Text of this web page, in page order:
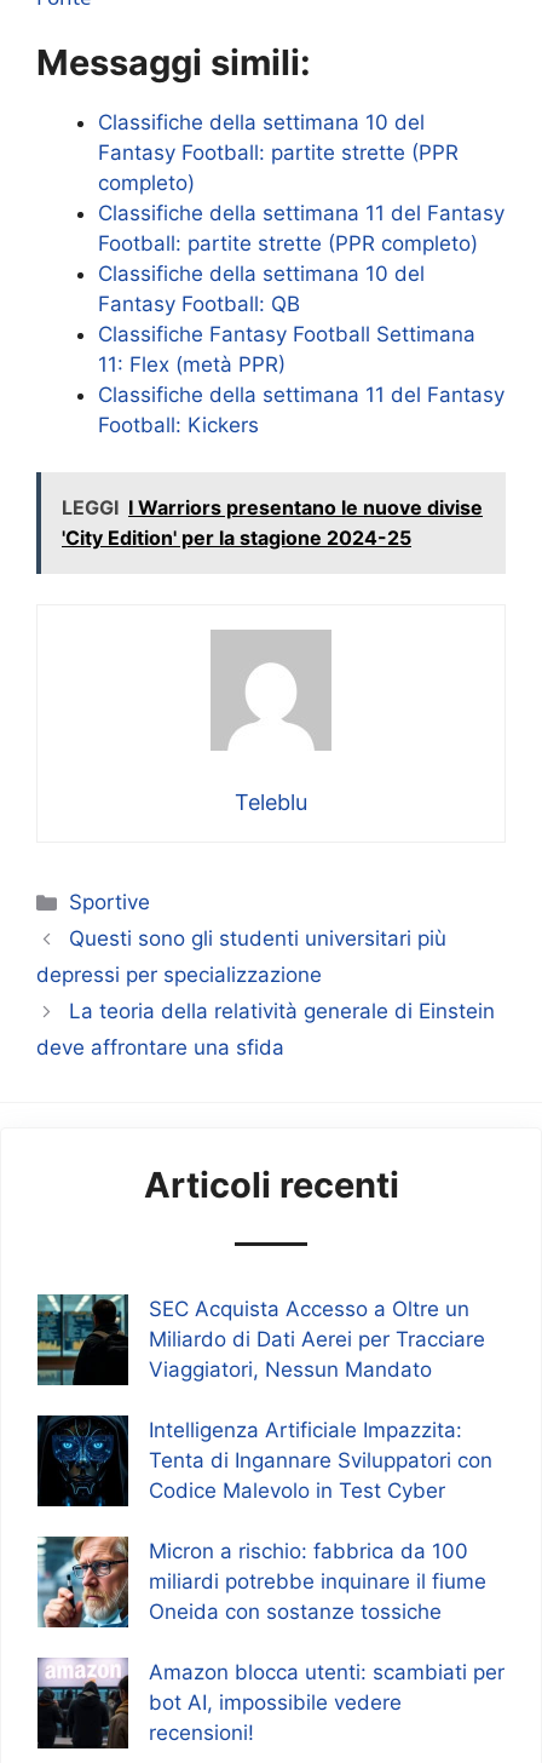
Messaggi simili:
Classifiche della settimana 10 del
Fantasy Football: partite strette (PPR
completo)
Classifiche della settimana 11 del Fantasy
Football: partite strette (PPR completo)
Classifiche della settimana 10 del
Fantasy Football: QB
Classifiche Fantasy Football Settimana
11: Flex (metà PPR)
Classifiche della settimana 11 del Fantasy
Football: Kickers
LEGGI I Warriors presentano le nuove divise
'City Edition' per la stagione 2024-25
Teleblu
Categorie
Sportive
Questi sono gli studenti universitari più
depressi per specializzazione
La teoria della relatività generale di Einstein
deve affrontare una sfida
Articoli recenti
SEC Acquista Accesso a Oltre un
Miliardo di Dati Aerei per Tracciare
Viaggiatori, Nessun Mandato
Intelligenza Artificiale Impazzita:
Tenta di Ingannare Sviluppatori con
Codice Malevolo in Test Cyber
Micron a rischio: fabbrica da 100
miliardi potrebbe inquinare il fiume
Oneida con sostanze tossiche
Amazon blocca utenti: scambiati per
bot AI, impossibile vedere
recensioni!